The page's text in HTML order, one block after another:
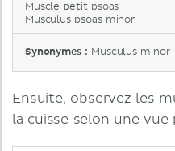
Muscle petit psoas
Musculus psoas minor
Synonymes : Musculus minor
Ensuite, observez les
la cuisse selon une vue